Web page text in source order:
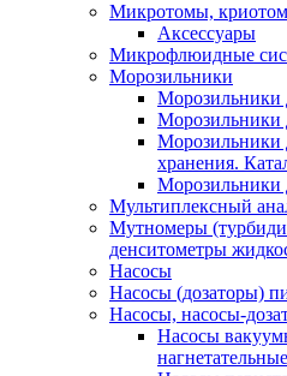
Микротомы,
Аксессуары
Микрофлюидные
Морозильники
Морозильники
Морозильники
Морозильники
хранения.
Морозильники
Мультиплексный
Мутномеры
денситометры
Насосы
Насосы (дозаторы)
Насосы, насосы-
Насосы
нагнетательные